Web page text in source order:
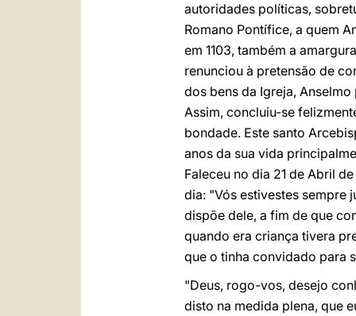
autoridades políticas,
Romano Pontífice, a quem
em 1103, também a
renunciou à pretensão de
dos bens da Igreja,
Assim, concluiu-se
bondade. Este santo
anos da sua vida
Faleceu no dia 21 de Abril
dia: "Vós estivestes sempre
dispõe dele, a fim de que
quando era criança tivera
que o tinha convidado para
"Deus, rogo-vos, desejo
disto na medida plena, que